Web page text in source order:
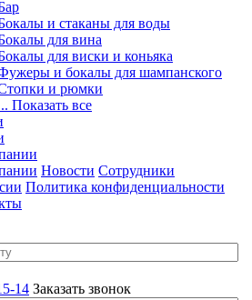
и стаканы для воды
для вина
для виски и коньяка
и бокалы для шампанского
и рюмки
Показать все
Новости Сотрудники
Политика конфиденциальности
14 Заказать звонок